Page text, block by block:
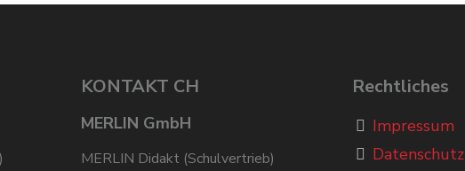
KONTAKT CH
MERLIN GmbH
MERLIN Didakt (Schulvertrieb)
Rechtliches
Impressum
Datenschutz